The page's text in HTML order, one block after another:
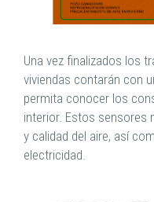
Una vez finalizados los
viviendas contarán con
permita conocer los
interior. Estos sensores
y calidad del aire, así
electricidad.